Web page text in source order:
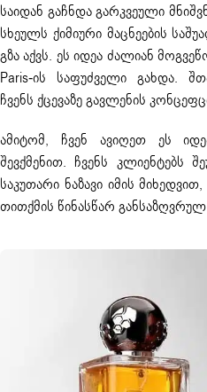
საიდან გაჩნდა გარკვეული
სხეულს ქიმიური მაცნეების
გზა აქვს. ეს იდეა ძალიან
Paris-ის საფუძველი გახდა.
ჩვენს ქცევაზე გავლენის
ამიტომ, ჩვენ ავიღეთ ეს
შევქმენით. ჩვენს კლიენტებს
საკუთარი ნაზავი იმის
თითქმის წინასწარ განსაზღვრულ